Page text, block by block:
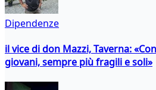
Dipendenze
il vice di don Mazzi, Taverna:
giovani, sempre più fragili e soli»